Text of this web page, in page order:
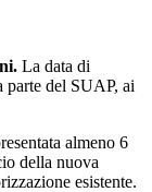
La data di
parte del SUAP, ai
almeno 6
della nuova
esistente.